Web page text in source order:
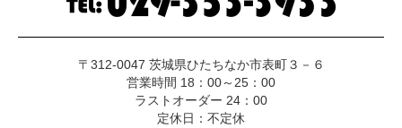
〒312-0047 茨城県ひたちなか市表町３－６
営業時間 18：00～25：00
ラストオーダー 24：00
定休日：不定休